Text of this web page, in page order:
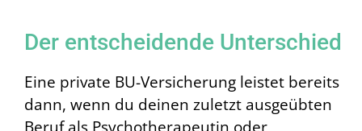
Der entscheidende Unterschied
Eine private BU-Versicherung leistet bereits
dann, wenn du deinen zuletzt ausgeübten